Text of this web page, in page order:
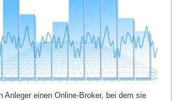
Anleger einen Online-Broker, bei dem sie